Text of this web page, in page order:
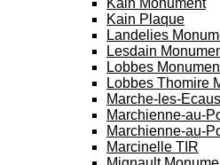
Kain Monument
Kain Plaque
Landelies
Lesdain
Lobbes
Lobbes Thomire
Marche-les-
Marchienne-au-
Marchienne-au-
Marcinelle TIR